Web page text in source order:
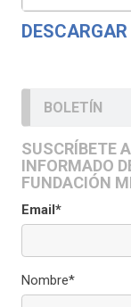
BOLETÍN
SUSCRÍBETE
INFORMADO
FUNDACIÓN
Email*
Nombre*